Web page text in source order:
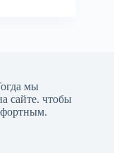
мы
сайте. чтобы